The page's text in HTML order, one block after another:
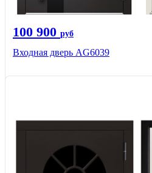
100 900 руб
Входная дверь AG6039